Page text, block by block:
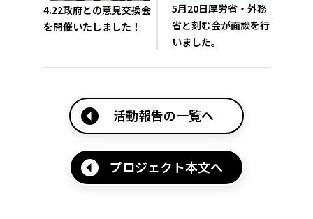
4.22政府との意見交換会
を開催いたしました！
5月20日厚労省・外務
省と刻む会が面談を行
いました。
活動報告の一覧へ
プロジェクト本文へ